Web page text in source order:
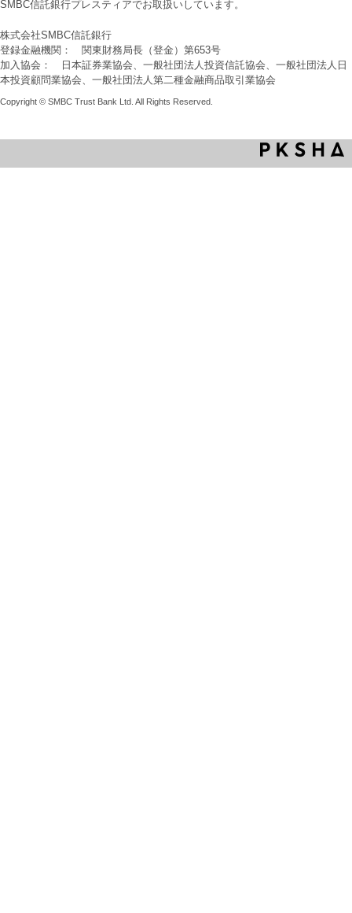
SMBC信託銀行プレスティアでお取扱いしています。
株式会社SMBC信託銀行
登録金融機関： 関東財務局長（登金）第653号
加入協会： 日本証券業協会、一般社団法人投資信託協会、一般社団法人日
本投資顧問業協会、一般社団法人第二種金融商品取引業協会
Copyright © SMBC Trust Bank Ltd. All Rights Reserved.